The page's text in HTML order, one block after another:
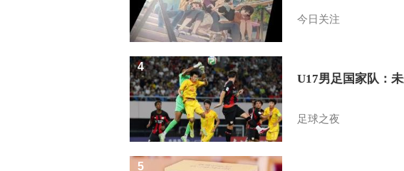
今日关注
U17男足国家队：
足球之夜
4
5